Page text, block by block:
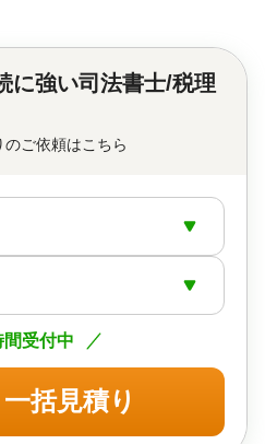
に強い司法書士/税理
ご依頼はこちら
間受付中
一括見積り